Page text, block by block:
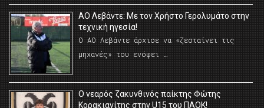
ΑΟ Λεβάντε: Με τον Χρήστο Γερολυμάτο στην
τεχνική ηγεσία!
Ο ΑΟ Λεβάντε άρχισε να «ζεσταίνει τις
μηχανές» του ενόψει …
O νεαρός ζακυνθινός παίκτης Φώτης
Κορακιανίτης στην U15 του ΠΑΟΚ!